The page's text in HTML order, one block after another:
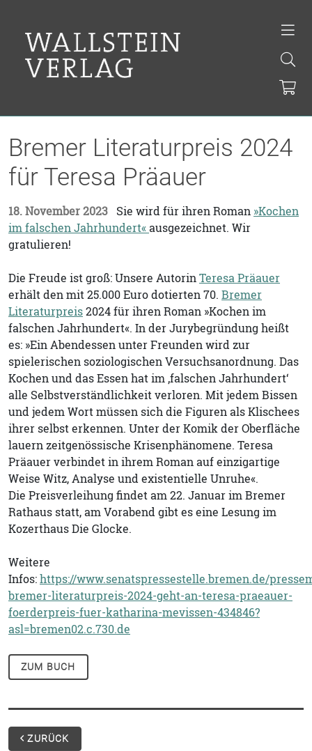
Bremer Literaturpreis 2024
für Teresa Präauer
18. November 2023 Sie wird für ihren Roman »Kochen
im falschen Jahrhundert«ausgezeichnet. Wir
gratulieren!
Die Freude ist groß: Unsere AutorinTeresa Präauer
erhält den mit 25.000 Euro dotierten 70. Bremer
Literaturpreis2024 für ihren Roman »Kochen im
falschen Jahrhundert«. In der Jurybegründung heißt
es: »Ein Abendessen unter Freunden wird zur
spielerischen soziologischen Versuchsanordnung. Das
Kochen und das Essen hat im ‚falschen Jahrhundert‘
alle Selbstverständlichkeit verloren. Mit jedem Bissen
und jedem Wort müssen sich die Figuren als Klischees
ihrer selbst erkennen. Unter der Komik der Oberfläche
lauern zeitgenössische Krisenphänomene. Teresa
Präauer verbindet in ihrem Roman auf einzigartige
Weise Witz, Analyse und existentielle Unruhe«.
Die Preisverleihung findet am 22. Januar im Bremer
Rathaus statt, am Vorabend gibt es eine Lesung im
Kozerthaus Die Glocke.
Weitere
Infos:https://www.senatspressestelle.bremen.de/
bremer-literaturpreis-2024-geht-an-teresa-praeauer-
foerderpreis-fuer-katharina-mevissen-434846?
asl=bremen02.c.730.de
ZUM BUCH
ZURÜCK